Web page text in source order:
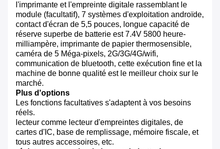
l'imprimante et l'empreinte digitale rassemblant le
module (facultatif), 7 systèmes d'exploitation androïde,
contact d'écran de 5,5 pouces, longue capacité de
réserve superbe de batterie est 7.4V 5800 heure-
milliampère, imprimante de papier thermosensible,
caméra de 5 Méga-pixels, 2G/3G/4G/wifi,
communication de bluetooth, cette exécution fine et la
machine de bonne qualité est le meilleur choix sur le
marché.
Plus d'options
Les fonctions facultatives s'adaptent à vos besoins
réels.
lecteur comme lecteur d'empreintes digitales, de
cartes d'IC, base de remplissage, mémoire fiscale, et
tous autres accessoires, etc.